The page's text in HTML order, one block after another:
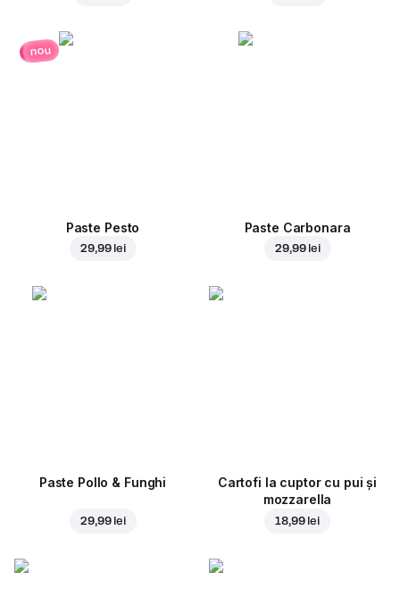
nou
Paste Pesto
29,99 lei
Paste Carbonara
29,99 lei
Paste Pollo & Funghi
29,99 lei
Cartofi la cuptor cu pui și
mozzarella
18,99 lei